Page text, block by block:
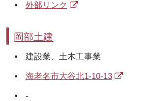
外部リンク
岡部土建
建設業、土木工事業
海老名市大谷北1-10-13
-